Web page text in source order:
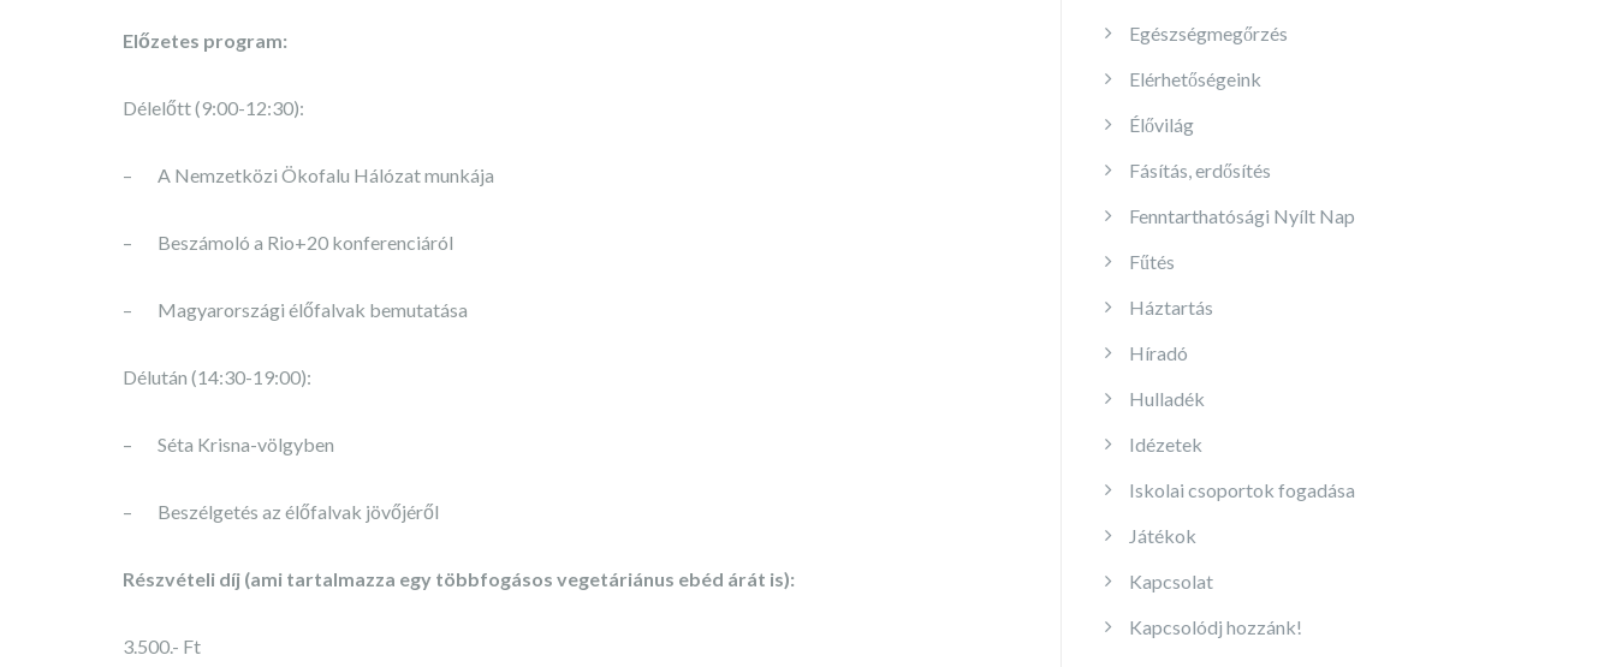
Előzetes program:
Délelőtt (9:00-12:30):
– A Nemzetközi Ökofalu Hálózat munkája
– Beszámoló a Rio+20 konferenciáról
– Magyarországi élőfalvak bemutatása
Délután (14:30-19:00):
– Séta Krisna-völgyben
– Beszélgetés az élőfalvak jövőjéről
Részvételi díj (ami tartalmazza egy többfogásos vegetáriánus ebéd árát is):
3.500.- Ft
Egészségmegőrzés
Elérhetőségeink
Élővilág
Fásítás, erdősítés
Fenntarthatósági Nyílt Nap
Fűtés
Háztartás
Híradó
Hulladék
Idézetek
Iskolai csoportok fogadása
Játékok
Kapcsolat
Kapcsolódj hozzánk!